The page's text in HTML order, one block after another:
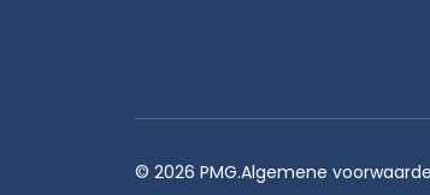
© 2026 PMG.Algemene